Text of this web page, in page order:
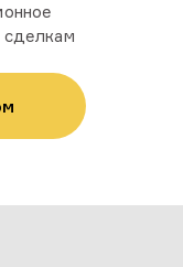
сделкам